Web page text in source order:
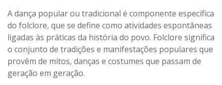
A dança popular ou tradicional é componente específica
do folclore, que se define como atividades espontâneas
ligadas às práticas da história do povo. Folclore significa
o conjunto de tradições e manifestações populares que
provêm de mitos, danças e costumes que passam de
geração em geração.